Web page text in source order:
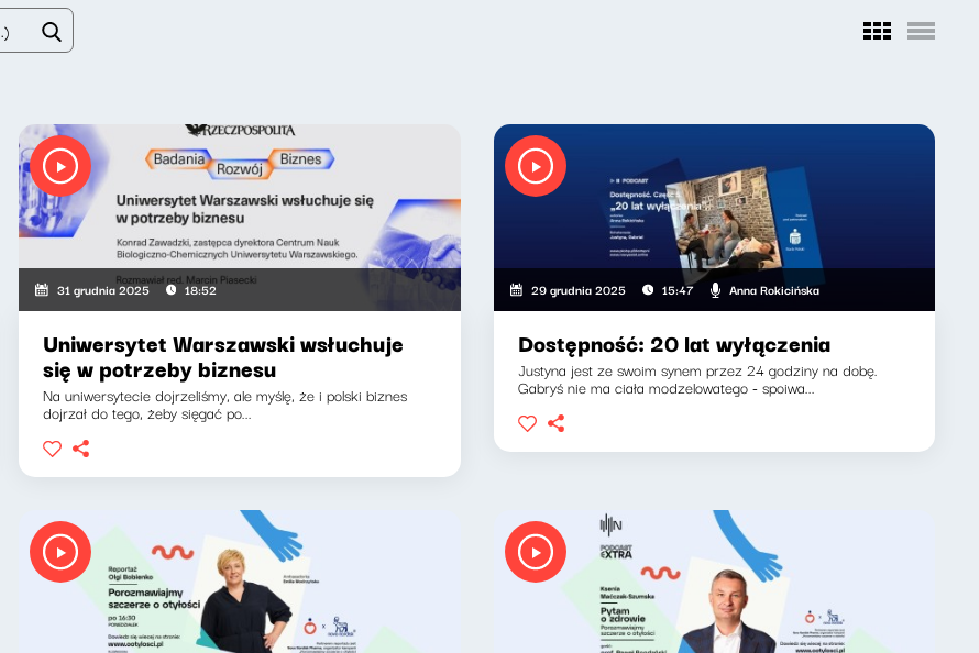
31 grudnia 2025 18:52
Uniwersytet Warszawski wsłuchuje
się w potrzeby biznesu
Na uniwersytecie dojrzeliśmy, ale myślę, że i polski biznes
dojrzał do tego, żeby sięgać po...
29 grudnia 2025 15:47 Anna Rokicińska
Dostępność: 20 lat wyłączenia
Justyna jest ze swoim synem przez 24 godziny na dobę.
Gabryś nie ma ciała modzelowatego - spoiwa...